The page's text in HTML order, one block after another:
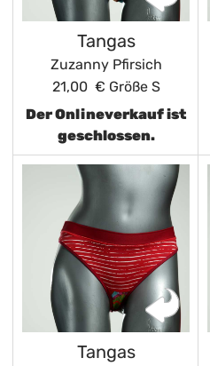
Tangas
Zuzanny Pfirsich
21,00 € Größe S
Der Onlineverkauf ist
geschlossen.
Tangas